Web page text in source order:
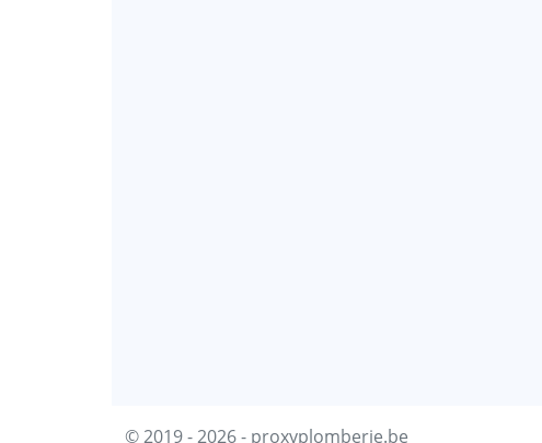
© 2019 - 2026 - proxyplomberie.be